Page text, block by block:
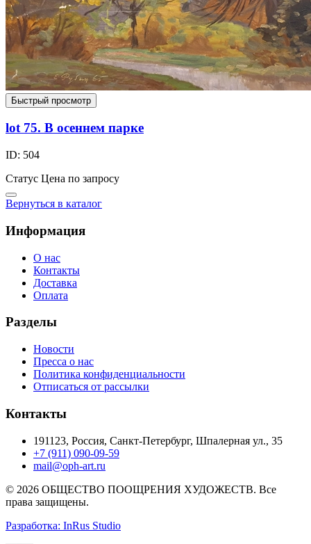
Быстрый просмотр
lot 75. В осеннем парке
ID: 504
Статус Цена по запросу
Вернуться в каталог
Информация
О нас
Контакты
Доставка
Оплата
Разделы
Новости
Пресса о нас
Политика конфиденциальности
Отписаться от рассылки
Контакты
191123, Россия, Санкт-Петербург, Шпалерная ул., 35
+7 (911) 090-09-59
mail@oph-art.ru
© 2026 ОБЩЕСТВО ПООЩРЕНИЯ ХУДОЖЕСТВ. Все
права защищены.
Разработка: InRus Studio